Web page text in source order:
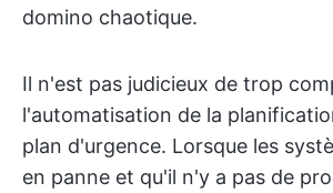
domino chaotique.
Il n'est pas judicieux de trop
l'automatisation de la
plan d'urgence. Lorsque les
en panne et qu'il n'y a pas de